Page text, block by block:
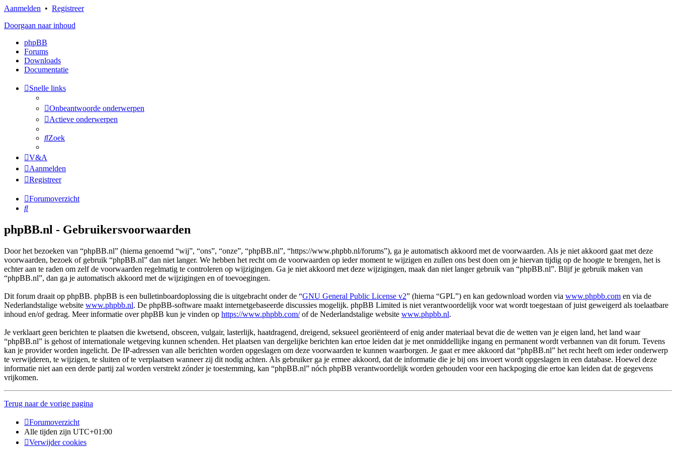
Aanmelden • Registreer
Doorgaan naar inhoud
phpBB
Forums
Downloads
Documentatie
Snelle links
Onbeantwoorde onderwerpen
Actieve onderwerpen
Zoek
V&A
Aanmelden
Registreer
Forumoverzicht
Zoek
phpBB.nl - Gebruikersvoorwaarden
Door het bezoeken van “phpBB.nl” (hierna genoemd “wij”, “ons”, “onze”, “phpBB.nl”, “https://www.phpbb.nl/forums”), ga je automatisch akkoord met de voorwaarden. Als je niet akkoord gaat met deze
voorwaarden, bezoek of gebruik “phpBB.nl” dan niet langer. We hebben het recht om de voorwaarden op ieder moment te wijzigen en zullen ons best doen om je hiervan tijdig op de hoogte te brengen, het is
echter aan te raden om zelf de voorwaarden regelmatig te controleren op wijzigingen. Ga je niet akkoord met deze wijzigingen, maak dan niet langer gebruik van “phpBB.nl”. Blijf je gebruik maken van
“phpBB.nl”, dan ga je automatisch akkoord met de wijzigingen en of toevoegingen.
Dit forum draait op phpBB. phpBB is een bulletinboardoplossing die is uitgebracht onder de “GNU General Public License v2” (hierna “GPL”) en kan gedownload worden via www.phpbb.com en via de
Nederlandstalige website www.phpbb.nl. De phpBB-software maakt internetgebaseerde discussies mogelijk. phpBB Limited is niet verantwoordelijk voor wat wordt toegestaan of juist geweigerd als toelaatbare
inhoud en/of gedrag. Meer informatie over phpBB kun je vinden op https://www.phpbb.com/of de Nederlandstalige website www.phpbb.nl.
Je verklaart geen berichten te plaatsen die kwetsend, obsceen, vulgair, lasterlijk, haatdragend, dreigend, seksueel georiënteerd of enig ander materiaal bevat die de wetten van je eigen land, het land waar
“phpBB.nl” is gehost of internationale wetgeving kunnen schenden. Het plaatsen van dergelijke berichten kan ertoe leiden dat je met onmiddellijke ingang en permanent wordt verbannen van dit forum. Tevens
kan je provider worden ingelicht. De IP-adressen van alle berichten worden opgeslagen om deze voorwaarden te kunnen waarborgen. Je gaat er mee akkoord dat “phpBB.nl” het recht heeft om ieder onderwerp
te verwijderen, te wijzigen, te sluiten of te verplaatsen wanneer zij dit nodig achten. Als gebruiker ga je ermee akkoord, dat de informatie die je bij ons invoert wordt opgeslagen in een database. Hoewel deze
informatie niet aan een derde partij zal worden verstrekt zónder je toestemming, kan “phpBB.nl” nóch phpBB verantwoordelijk worden gehouden voor een hackpoging die ertoe kan leiden dat de gegevens
vrijkomen.
Terug naar de vorige pagina
Forumoverzicht
Alle tijden zijn UTC+01:00
Verwijder cookies